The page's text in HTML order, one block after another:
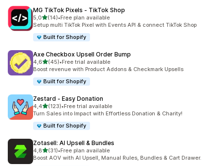
MG TikTok Pixels ‑ TikTok Shop
5,05 yıldız üzerinden
(14)
toplam 14 değerlendirme
•Free plan available
Setup multi TikTok Pixel with Events API & connect TikTok Shop
Built for Shopify
Axe Checkbox Upsell Order Bump
4,65 yıldız üzerinden
(45)
toplam 45 değerlendirme
•Free trial available
Boost revenue with Product Addons & Checkmark Upsells
Built for Shopify
Zestard ‑ Easy Donation
4,45 yıldız üzerinden
(123)
toplam 123 değerlendirme
•Free trial available
Turn Sales into Impact with Effortless Donation & Charity!
Built for Shopify
Zotasell: AI Upsell & Bundles
4,85 yıldız üzerinden
(31)
toplam 31 değerlendirme
•Free plan available
Boost AOV with AI Upsell, Manual Rules, Bundles & Cart Drawer.